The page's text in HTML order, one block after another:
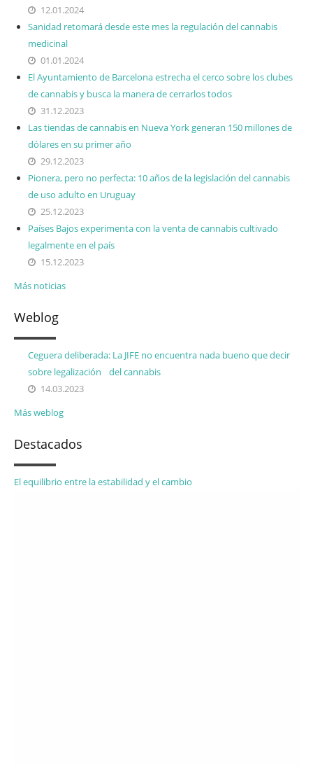
12.01.2024
Sanidad retomará desde este mes la regulación del cannabis
medicinal
01.01.2024
El Ayuntamiento de Barcelona estrecha el cerco sobre los clubes
de cannabis y busca la manera de cerrarlos todos
31.12.2023
Las tiendas de cannabis en Nueva York generan 150 millones de
dólares en su primer año
29.12.2023
Pionera, pero no perfecta: 10 años de la legislación del cannabis
de uso adulto en Uruguay
25.12.2023
Países Bajos experimenta con la venta de cannabis cultivado
legalmente en el país
15.12.2023
Más noticias
Weblog
Ceguera deliberada: La JIFE no encuentra nada bueno que decir
sobre legalización del cannabis
14.03.2023
Más weblog
Destacados
El equilibrio entre la estabilidad y el cambio